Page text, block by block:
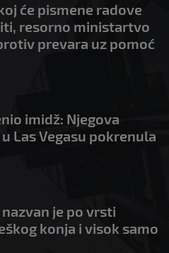
će pismene radove
resorno ministartvo
prevara uz pomoć
imidž: Njegova
Las Vegasu pokrenula
je po vrsti
konja i visok samo